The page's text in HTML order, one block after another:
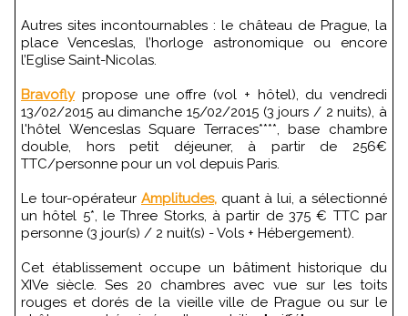
Autres sites incontournables : le château de Prague, la
place Venceslas, l’horloge astronomique ou encore
l’Eglise Saint-Nicolas.
Bravoflypropose une offre (vol + hôtel), du vendredi
13/02/2015 au dimanche 15/02/2015 (3 jours / 2 nuits), à
l'hôtel Wenceslas Square Terraces****, base chambre
double, hors petit déjeuner, à partir de 256€
TTC/personne pour un vol depuis Paris.
Le tour-opérateur Amplitudes, quant à lui, a sélectionné
un hôtel 5*, le Three Storks, à partir de 375 € TTC par
personne (3 jour(s) / 2 nuit(s) - Vols + Hébergement).
Cet établissement occupe un bâtiment historique du
XIVe siècle. Ses 20 chambres avec vue sur les toits
rouges et dorés de la vieille ville de Prague ou sur le